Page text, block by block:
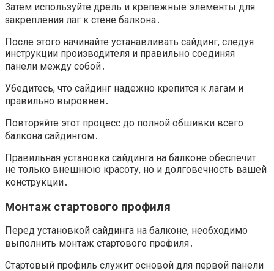
Затем используйте дрель и крепежные элементы для
закрепления лаг к стене балкона․
После этого начинайте устанавливать сайдинг, следуя
инструкции производителя и правильно соединяя
панели между собой․
Убедитесь, что сайдинг надежно крепится к лагам и
правильно выровнен․
Повторяйте этот процесс до полной обшивки всего
балкона сайдингом․
Правильная установка сайдинга на балконе обеспечит
не только внешнюю красоту, но и долговечность вашей
конструкции․
Монтаж стартового профиля
Перед установкой сайдинга на балконе, необходимо
выполнить монтаж стартового профиля․
Стартовый профиль служит основой для первой панели